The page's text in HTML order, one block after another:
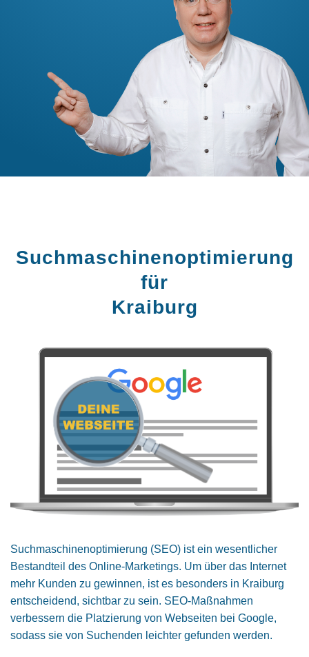
Suchmaschinen­optimierung
für
Kraiburg
Suchmaschinenoptimierung (SEO) ist ein wesentlicher
Bestandteil des Online-Marketings. Um über das Internet
mehr Kunden zu gewinnen, ist es besonders in Kraiburg
entscheidend, sichtbar zu sein. SEO-Maßnahmen
verbessern die Platzierung von Webseiten bei Google,
sodass sie von Suchenden leichter gefunden werden.